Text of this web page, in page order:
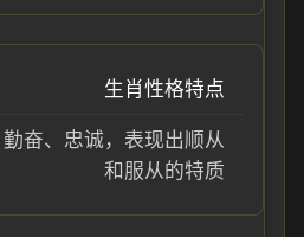
生肖性格特点
奋、忠诚，表现出顺从
和服从的特质